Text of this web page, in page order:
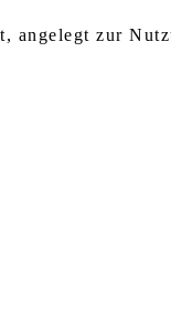
zur